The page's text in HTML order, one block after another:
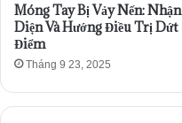
Móng Tay Bị Vảy Nến: Nhận
Diện Và Hướng Điều Trị Dứt
Điểm
Tháng 9 23, 2025